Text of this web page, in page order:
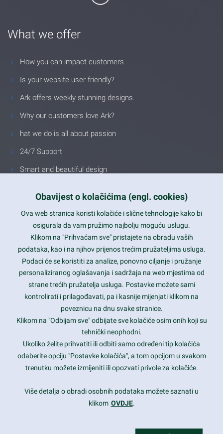
What we offer
How you can impact customers
Is your website user friendly?
Ark offers weekly stunning designs.
Why our customers love Ark?
hat we do is all about passion
24/7 Support
Smart and beautiful design
Latest trends and much more...
Contact Info
1600 Amphitheatre Parkway, Mountain View, CA 94043
prothemes.net@gmail.com
Daily: 9:00 am - 6:00 pm
Sunday: Closed
Copyright 2017FRESHFACE© All Rights Reserved
Obavijest o kolačićima (engl. cookies)
Ova web stranica koristi kolačiće i slične tehnologije kako bi
osigurala da vam pružimo najbolju moguću uslugu.
Klikom na "Prihvaćam sve" pristajete na obradu vaših
podataka, kao i na njihov prijenos trećim pružateljima usluga.
Podaci će se koristiti za analize, ponovno ciljanje i pružanje
personaliziranog oglašavanja i sadržaja na web mjestima od
strane trećih pružatelja usluga. Postavke možete sami
kontrolirati i prilagođavati, pa i kasnije mijenjati klikom na
poveznicu na dnu svake stranice.
Klikom na "Odbijam sve" odbijate sve kolačiće osim onih koji su
tehnički neophodni.
Ukoliko želite prihvatiti ili odbiti samo određeni tip kolačića
odaberite opciju "Postavke kolačića", a tom opcijom u svakom
trenutku možete izmijeniti ili opozvati privole za kolačiće.
Više detalja o obradi osobnih podataka možete saznati u
klikom OVDJE.